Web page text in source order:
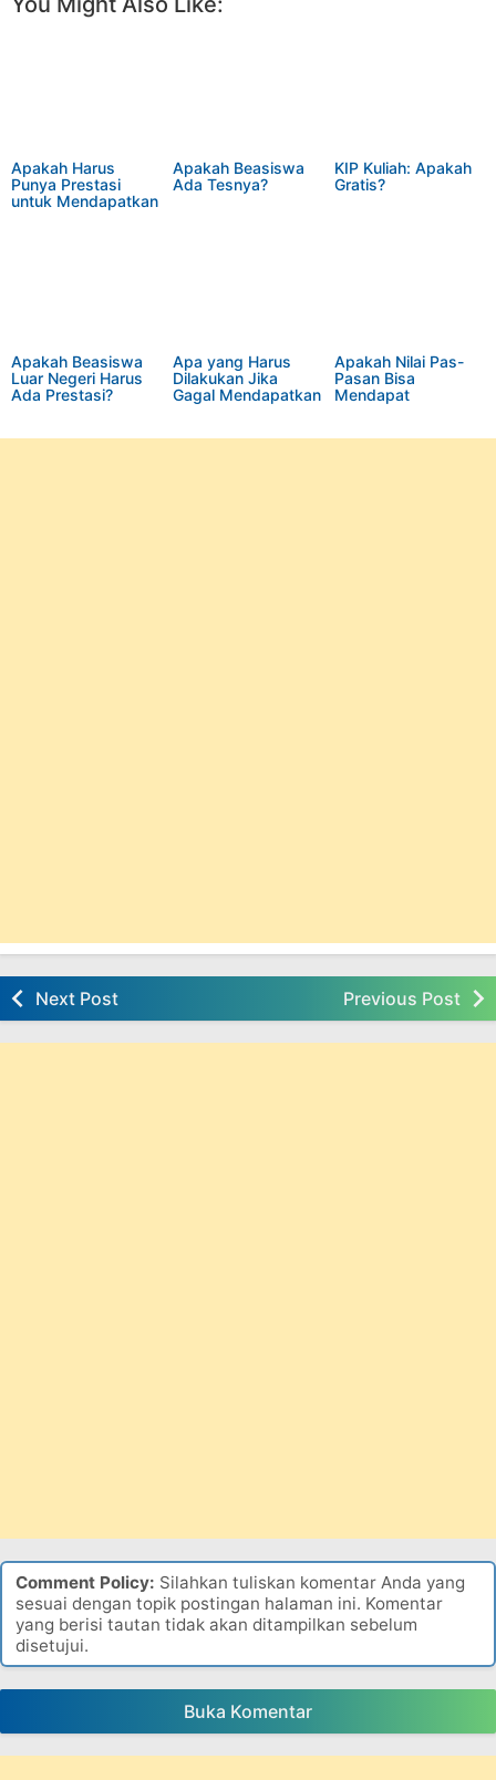
Apakah Harus
Punya Prestasi
untuk Mendapatkan
Apakah Beasiswa
Ada Tesnya?
KIP Kuliah: Apakah
Gratis?
Apakah Beasiswa
Luar Negeri Harus
Ada Prestasi?
Apa yang Harus
Dilakukan Jika
Gagal Mendapatkan
Apakah Nilai Pas-
Pasan Bisa
Mendapat
Next Post Previous Post
Comment Policy: Silahkan tuliskan komentar Anda yang
sesuai dengan topik postingan halaman ini. Komentar
yang berisi tautan tidak akan ditampilkan sebelum
disetujui.
Buka Komentar